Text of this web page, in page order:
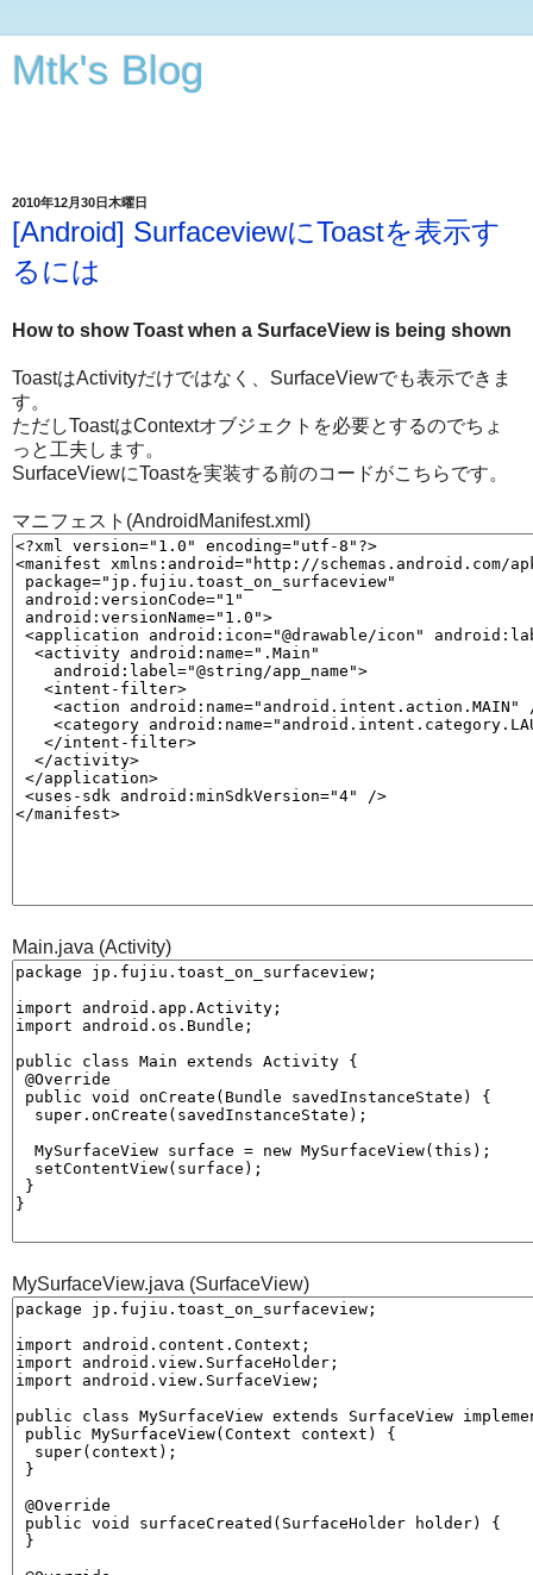
Mtk's Blog
2010年12月30日木曜日
[Android] SurfaceviewにToastを表示す
るには
How to show Toast when a SurfaceView is being shown
ToastはActivityだけではなく、SurfaceViewでも表示できま
す。
ただしToastはContextオブジェクトを必要とするのでちょ
っと工夫します。
SurfaceViewにToastを実装する前のコードがこちらです。
マニフェスト(AndroidManifest.xml)
Main.java (Activity)
MySurfaceView.java (SurfaceView)